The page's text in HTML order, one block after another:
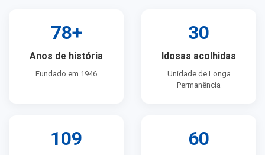
78+
Anos de história
Fundado em 1946
30
Idosas acolhidas
Unidade de Longa
Permanência
109 60